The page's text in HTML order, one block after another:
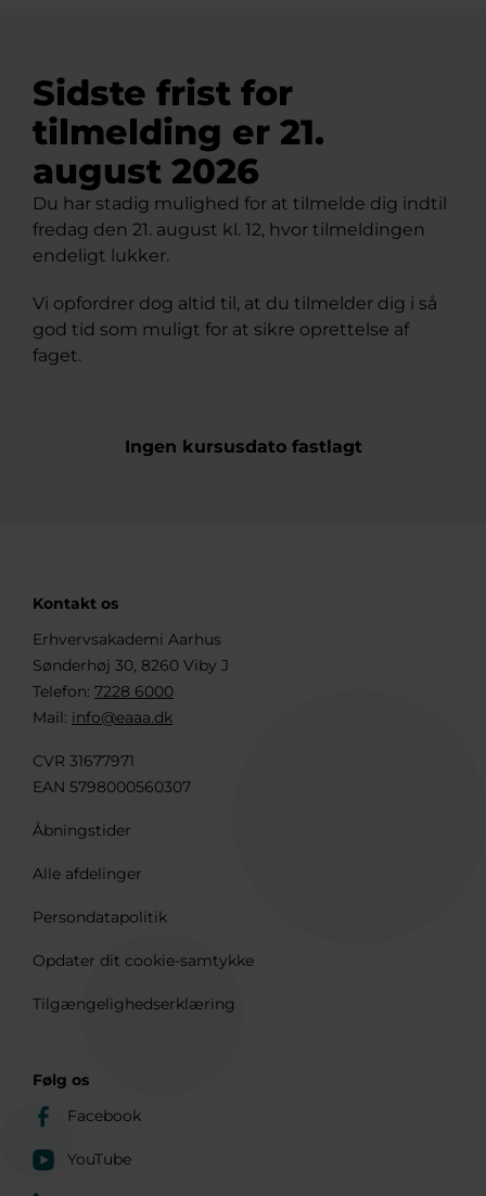
Sidste frist for
tilmelding er 21.
august 2026
Du har stadig mulighed for at tilmelde dig indtil
fredag den 21. august kl. 12, hvor tilmeldingen
endeligt lukker.
Vi opfordrer dog altid til, at du tilmelder dig i så
god tid som muligt for at sikre oprettelse af
faget.
Ingen kursusdato fastlagt
Kontakt os
Erhvervsakademi Aarhus
Sønderhøj 30, 8260 Viby J
Telefon: 7228 6000
Mail: info@eaaa.dk
CVR 31677971
EAN 5798000560307
Åbningstider
Alle afdelinger
Persondatapolitik
Opdater dit cookie-samtykke
Tilgængelighedserklæring
Følg os
Facebook
YouTube